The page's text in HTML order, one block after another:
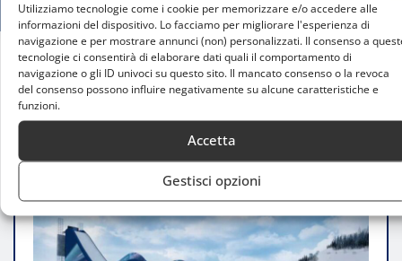
Utilizziamo tecnologie come i cookie per memorizzare e/o accedere alle
informazioni del dispositivo. Lo facciamo per migliorare l'esperienza di
navigazione e per mostrare annunci (non) personalizzati. Il consenso a
tecnologie ci consentirà di elaborare dati quali il comportamento di
navigazione o gli ID univoci su questo sito. Il mancato consenso o la revoca
del consenso possono influire negativamente su alcune caratteristiche e
funzioni.
Accetta
Gestisci opzioni
Home
Milano-Cortina 2026: Malagò Ambisce a 20
Medaglie